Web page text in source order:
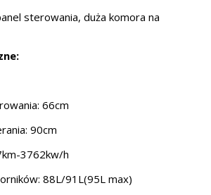
sterowania, duża komora na
66cm
90cm
3762kw/h
88L/91L(95L max)